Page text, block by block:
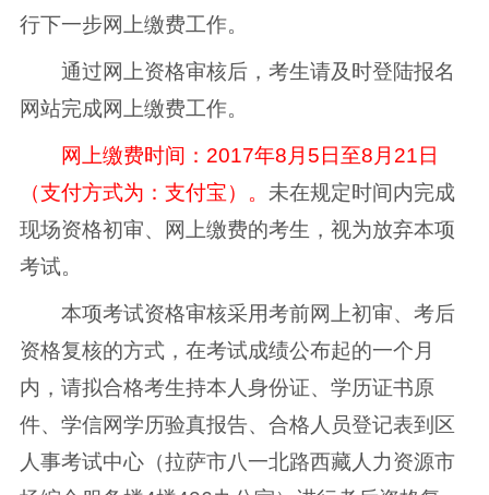
行下一步网上缴费工作。
通过网上资格审核后，考生请及时登陆报名
网站完成网上缴费工作。
网上缴费时间：2017年8月5日至8月21日
（支付方式为：支付宝）。 未在规定时间内完成
现场资格初审、网上缴费的考生，视为放弃本项
考试。
本项考试资格审核采用考前网上初审、考后
资格复核的方式，在考试成绩公布起的一个月
内，请拟合格考生持本人身份证、学历证书原
件、学信网学历验真报告、合格人员登记表到区
人事考试中心（拉萨市八一北路西藏人力资源市